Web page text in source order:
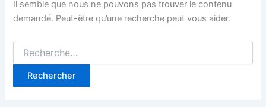
Il semble que nous ne pouvons pas trouver le contenu
demandé. Peut-être qu’une recherche peut vous aider.
Rechercher :